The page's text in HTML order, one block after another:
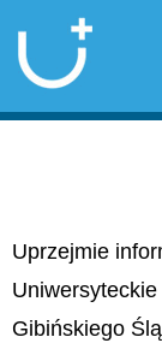
Uprzejmie
Gibińskiego